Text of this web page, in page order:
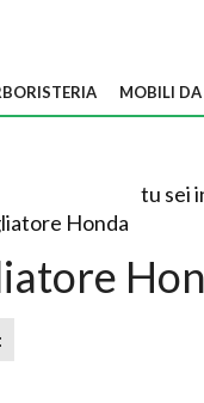
MOBILI
tu sei
Honda